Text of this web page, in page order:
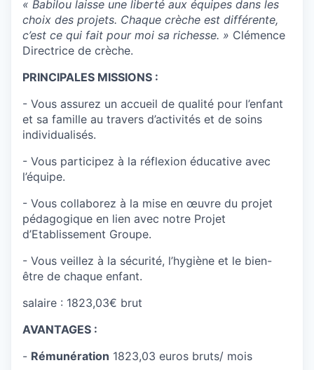
« Babilou laisse une liberté aux équipes dans les
choix des projets. Chaque crèche est différente,
c’est ce qui fait pour moi sa richesse. » Clémence
Directrice de crèche.
PRINCIPALES MISSIONS :
- Vous assurez un accueil de qualité pour l’enfant
et sa famille au travers d’activités et de soins
individualisés.
- Vous participez à la réflexion éducative avec
l’équipe.
- Vous collaborez à la mise en œuvre du projet
pédagogique en lien avec notre Projet
d’Etablissement Groupe.
- Vous veillez à la sécurité, l’hygiène et le bien-
être de chaque enfant.
salaire : 1823,03€ brut
AVANTAGES :
- Rémunération 1823,03 euros bruts/ mois